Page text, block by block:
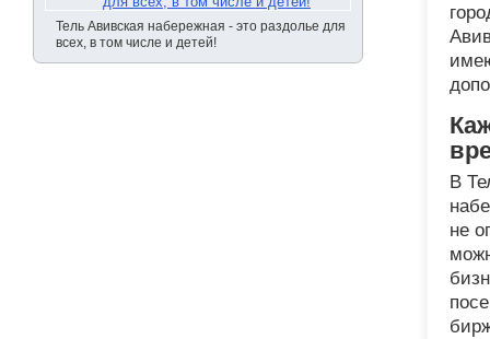
Тель Авивская набережная - это раздолье для
всех, в том числе и детей!
В
не